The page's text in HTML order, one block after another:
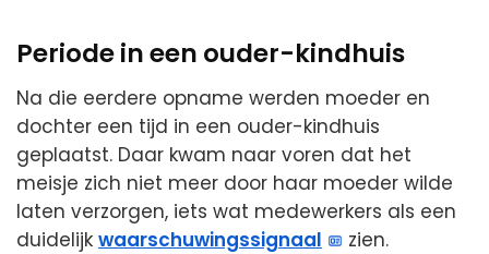
Periode in een ouder-kindhuis
Na die eerdere opname werden moeder en
dochter een tijd in een ouder-kindhuis
geplaatst. Daar kwam naar voren dat het
meisje zich niet meer door haar moeder wilde
laten verzorgen, iets wat medewerkers als een
duidelijk waarschuwingssignaal
zien.